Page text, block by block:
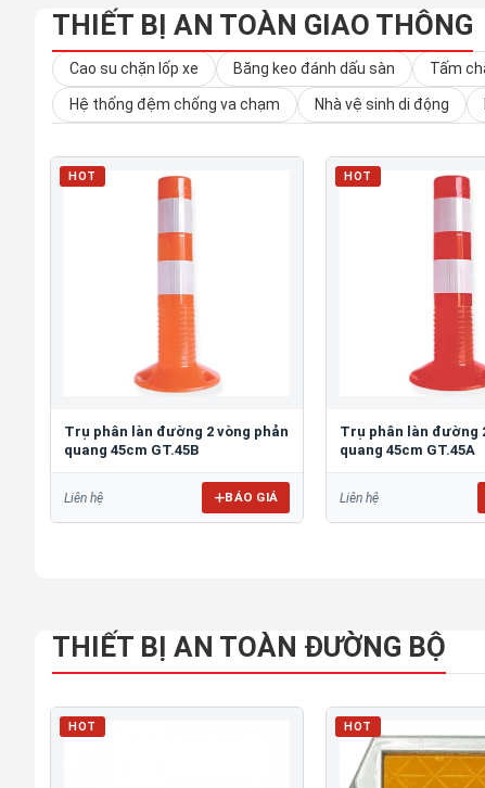
THIẾT BỊ AN TOÀN GIAO THÔNG
Cao su chặn lốp xe Băng keo đánh dấu sàn Tấm
Hệ thống đệm chống va chạm Nhà vệ sinh di động
HOT
Trụ phân làn đường 2 vòng phản
quang 45cm GT.45B
Liên hệ BÁO GIÁ
HOT
Trụ phân làn đường
quang 45cm GT.45A
Liên hệ
THIẾT BỊ AN TOÀN ĐƯỜNG BỘ
HOT HOT